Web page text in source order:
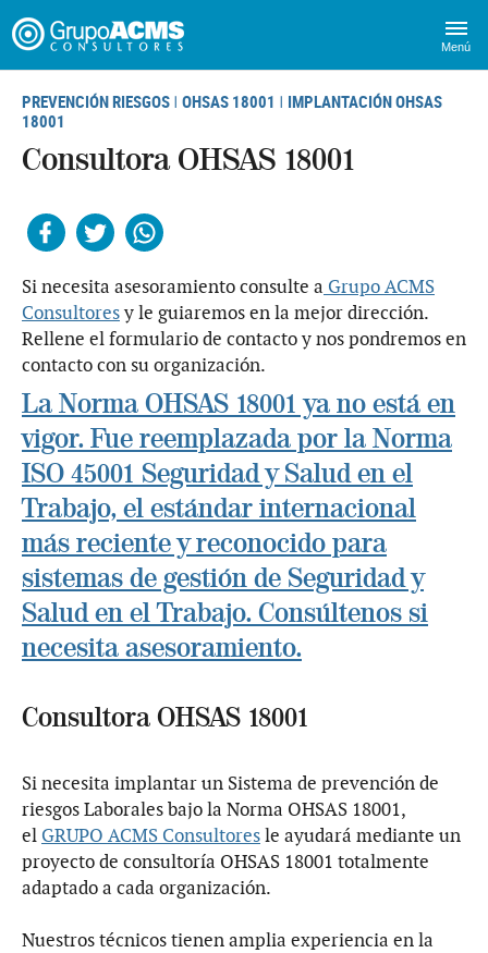
Menú
PREVENCIÓN RIESGOS | OHSAS 18001 | IMPLANTACIÓN OHSAS
18001
Consultora OHSAS 18001
Si necesita asesoramiento consulte a Grupo ACMS
Consultoresy le guiaremos en la mejor dirección.
Rellene el formulario de contacto y nos pondremos en
contacto con su organización.
La Norma OHSAS 18001 ya no está en
vigor. Fue reemplazada por la Norma
ISO 45001 Seguridad y Salud en el
Trabajo, el estándar internacional
más reciente y reconocido para
sistemas de gestión de Seguridad y
Salud en el Trabajo. Consúltenos si
necesita asesoramiento.
Consultora OHSAS 18001
Si necesita implantar un Sistema de prevención de
riesgos Laborales bajo la Norma OHSAS 18001,
el GRUPO ACMS Consultoresle ayudará mediante un
proyecto de consultoría OHSAS 18001 totalmente
adaptado a cada organización.
Nuestros técnicos tienen amplia experiencia en la